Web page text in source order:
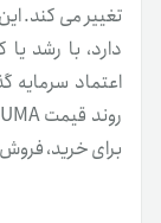
تغییر می کند.
دارد، با رشد
اعتماد سرمایه
برای خرید، فروش